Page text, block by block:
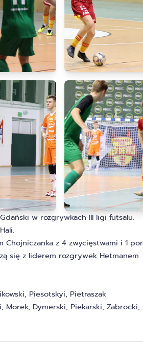
w rozgrywkach III ligi futsalu.
z 4 zwycięstwami i 1
się z liderem rozgrywek Hetmanem
Piesotskyi, Pietraszak
Morek, Dymerski, Piekarski, Zabrocki,